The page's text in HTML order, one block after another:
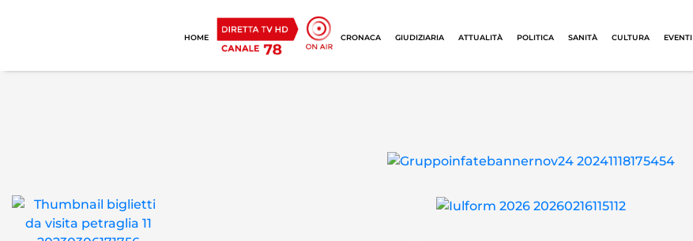
HOME CRONACA GIUDIZIARIA ATTUALITÀ POLITICA SANITÀ CULTURA EVENTI